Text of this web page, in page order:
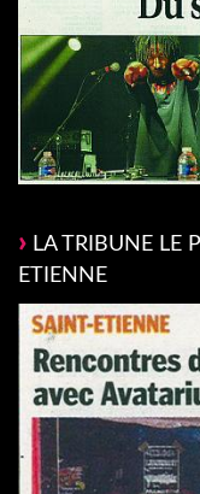
LA TRIBUNE LE
ETIENNE